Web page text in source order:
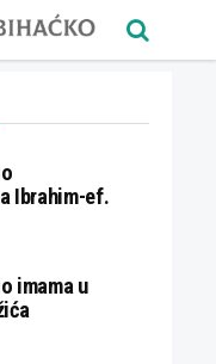
Ibrahim-ef.
imama u